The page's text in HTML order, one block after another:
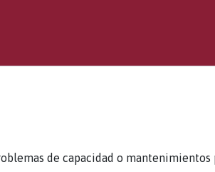
de capacidad o